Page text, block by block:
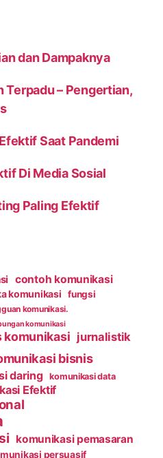
dan Dampaknya
Terpadu – Pengertian,
Saat Pandemi
Di Media Sosial
Paling Efektif
contoh komunikasi
komunikasi fungsi
komunikasi.
komunikasi
komunikasi jurnalistik
bisnis
daring komunikasi data
Efektif
komunikasi pemasaran
persuasif